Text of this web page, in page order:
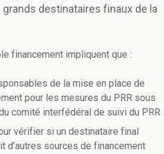
destinataires finaux de la
financement impliquent que :
de la mise en place de
pour les mesures du PRR sous
comité interfédéral de suivi du PRR
vérifier si un destinataire final
d’autres sources de financement